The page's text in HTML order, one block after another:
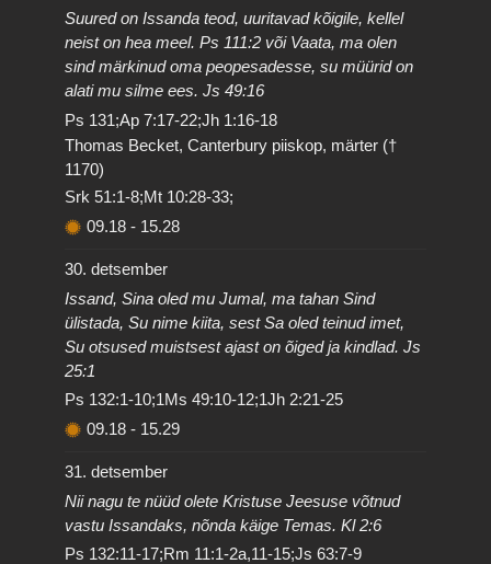
Suured on Issanda teod, uuritavad kõigile, kellel
neist on hea meel. Ps 111:2 või Vaata, ma olen
sind märkinud oma peopesadesse, su müürid on
alati mu silme ees. Js 49:16
Ps 131;Ap 7:17-22;Jh 1:16-18
Thomas Becket, Canterbury piiskop, märter (†
1170)
Srk 51:1-8;Mt 10:28-33;
09.18 - 15.28
30. detsember
Issand, Sina oled mu Jumal, ma tahan Sind
ülistada, Su nime kiita, sest Sa oled teinud imet,
Su otsused muistsest ajast on õiged ja kindlad. Js
25:1
Ps 132:1-10;1Ms 49:10-12;1Jh 2:21-25
09.18 - 15.29
31. detsember
Nii nagu te nüüd olete Kristuse Jeesuse võtnud
vastu Issandaks, nõnda käige Temas. Kl 2:6
Ps 132:11-17;Rm 11:1-2a,11-15;Js 63:7-9